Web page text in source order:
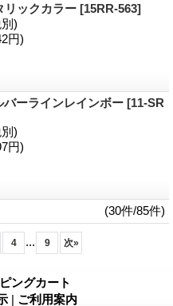
リックカラー [15RR-563]
)
円)
バーラインレインボー [11-SR
)
円)
(30件/85件)
4 ... 9 次»
ングカート
| ご利用案内